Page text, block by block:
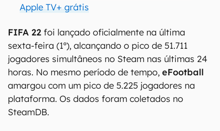
Apple TV+ grátis
FIFA 22 foi lançado oficialmente na última
sexta-feira (1º), alcançando o pico de 51.711
jogadores simultâneos no Steam nas últimas 24
horas. No mesmo período de tempo, eFootball
amargou com um pico de 5.225 jogadores na
plataforma. Os dados foram coletados no
SteamDB.